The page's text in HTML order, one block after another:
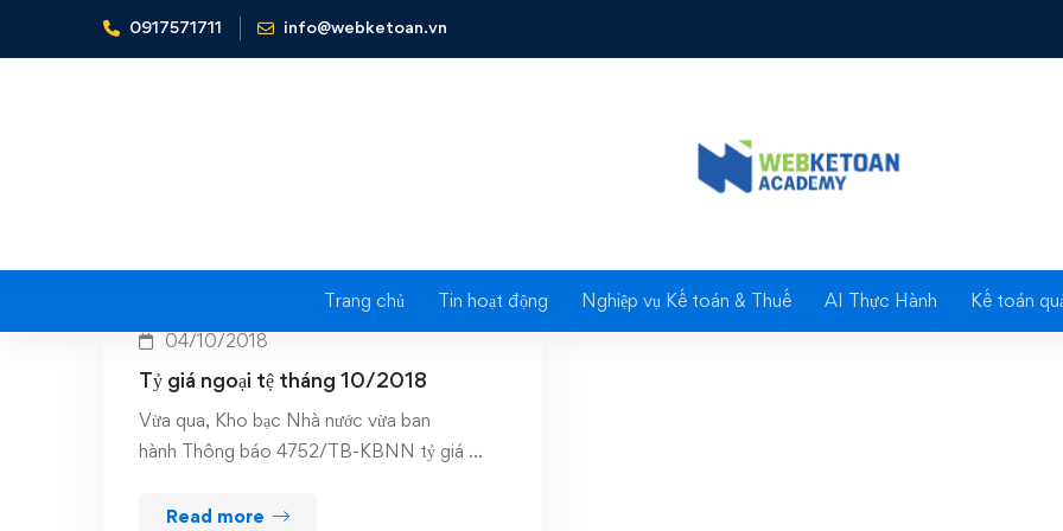
0917571711 info@webketoan.vn
Trang chủ Tin hoạt động Nghiệp vụ Kế toán & Thuế AI Thực Hành Kế toán
Home ty gia ngoai te thang 10
04/10/2018
Tỷ giá ngoại tệ tháng 10/2018
Vừa qua, Kho bạc Nhà nước vừa ban
hành Thông báo 4752/TB-KBNN tỷ giá …
Read more